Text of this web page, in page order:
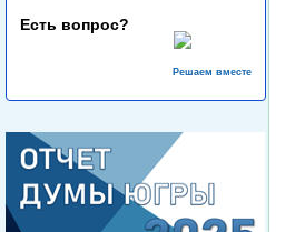
Есть вопрос?
Решаем вместе